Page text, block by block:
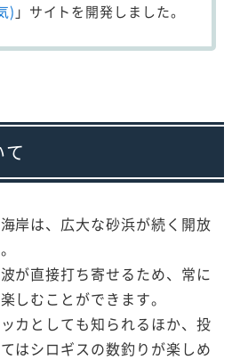
) 」サイトを開発しました。
岸は、広大な砂浜が続く開放
が直接打ち寄せるため、常に
しむことができます。
カとしても知られるほか、投
はシロギスの数釣りが楽しめ